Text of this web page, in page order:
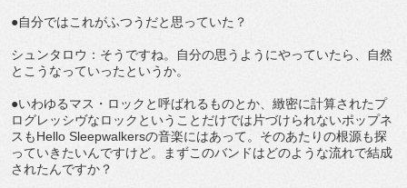
●自分ではこれがふつうだと思っていた？
シュンタロウ：そうですね。自分の思うようにやっていたら、自然
とこうなっていったというか。
●いわゆるマス・ロックと呼ばれるものとか、緻密に計算されたプ
ログレッシヴなロックということだけでは片づけられないポップネ
スもHello Sleepwalkersの音楽にはあって。そのあたりの根源も探
っていきたいんですけど。まずこのバンドはどのような流れで結成
されたんですか？